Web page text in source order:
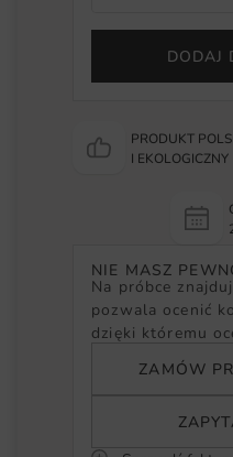
DODAJ
PRODUKT
I EKOLOGICZNY
NIE MASZ
Na próbce
pozwala ocenić
dzięki któremu
ZAMÓW